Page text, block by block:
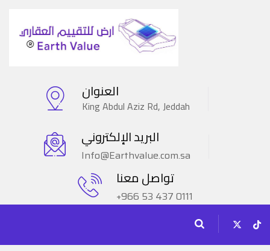
العنوان
King Abdul Aziz Rd, Jeddah
البريد الإلكتروني
Info@Earthvalue.com.sa
تواصل معنا
+966 53 437 0111